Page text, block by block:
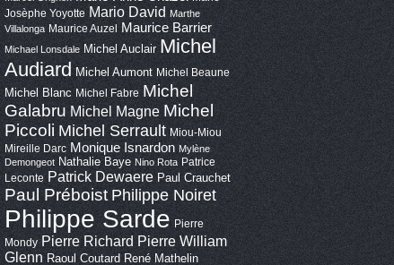
Josèphe Yoyotte Mario David Marthe
Villalonga Maurice Auzel Maurice Barrier
Michael Lonsdale Michel Auclair Michel
Audiard Michel Aumont Michel Beaune
Michel Blanc Michel Fabre Michel
Galabru Michel Magne Michel
Piccoli Michel Serrault Miou-Miou
Mireille Darc Monique Isnardon Mylène
Demongeot Nathalie Baye Nino Rota Patrice
Leconte Patrick Dewaere Paul Crauchet
Paul Préboist Philippe Noiret
Philippe Sarde Pierre
Mondy Pierre Richard Pierre William
Glenn Raoul Coutard René Mathelin